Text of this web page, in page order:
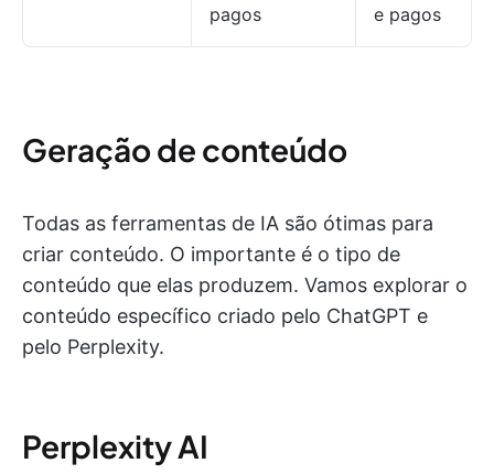
pagos
e pagos
Geração de conteúdo
Todas as ferramentas de IA são ótimas para
criar conteúdo. O importante é o tipo de
conteúdo que elas produzem. Vamos explorar o
conteúdo específico criado pelo ChatGPT e
pelo Perplexity.
Perplexity AI